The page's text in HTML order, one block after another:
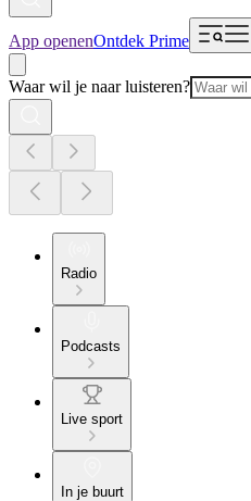
App openenOntdek Prime
Waar wil je naar luisteren?
Radio
Podcasts
Live sport
In je buurt